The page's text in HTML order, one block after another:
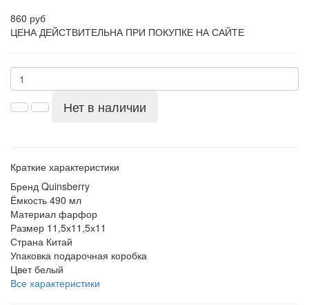
860 руб
ЦЕНА ДЕЙСТВИТЕЛЬНА ПРИ ПОКУПКЕ НА САЙТЕ
Нет в наличии
Краткие характеристики
Бренд Quinsberry
Ёмкость 490 мл
Материал фарфор
Размер 11,5х11,5х11
Страна Китай
Упаковка подарочная коробка
Цвет белый
Все характеристики